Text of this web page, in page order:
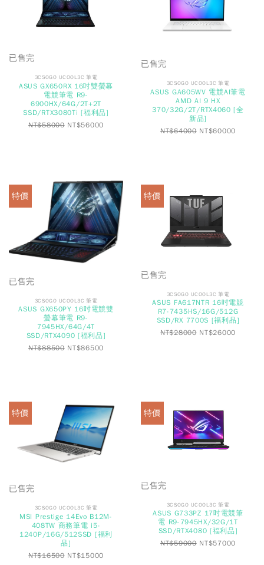
已售完
3CSOGO UCOOL3C 筆電
ASUS GX650RX 16吋雙螢幕
電競筆電 R9-
6900HX/64G/2T+2T
SSD/RTX3080Ti [福利品]
NT$58000 NT$56000
已售完
3CSOGO UCOOL3C 筆電
ASUS GA605WV 電競AI筆電
AMD AI 9 HX
370/32G/2T/RTX4060 [全
新品]
NT$64000 NT$60000
特價
已售完
3CSOGO UCOOL3C 筆電
ASUS GX650PY 16吋電競雙
螢幕筆電 R9-
7945HX/64G/4T
SSD/RTX4090 [福利品]
NT$88500 NT$86500
特價
已售完
3CSOGO UCOOL3C 筆電
ASUS FA617NTR 16吋電競
R7-7435HS/16G/512G
SSD/RX 7700S [福利品]
NT$28000 NT$26000
特價
已售完
3CSOGO UCOOL3C 筆電
MSI Prestige 14Evo B12M-
408TW 商務筆電 i5-
1240P/16G/512SSD [福利
品]
NT$16500 NT$15000
特價
已售完
3CSOGO UCOOL3C 筆電
ASUS G733PZ 17吋電競筆
電 R9-7945HX/32G/1T
SSD/RTX4080 [福利品]
NT$59000 NT$57000